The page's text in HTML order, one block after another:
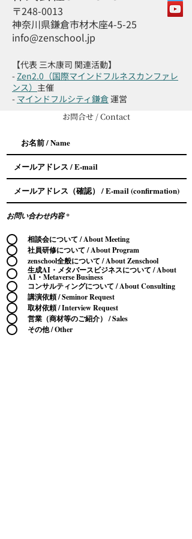
〒248-0013
神奈川県鎌倉市材木座4-5-25
info@zenschool.jp
【代表 三木康司 関連活動】
-Zen2.0（国際マインドフルネスカンファレ
ンス） 主催
- マインドフルシティ鎌倉運営
お問合せ / Contact
お問い合わせ内容*
相談会について / About Meeting
社員研修について / About Program
zenschool全般について / About Zenschool
生成AI・メタバースビジネスについて / About
AI・Metaverse Business
コンサルティングについて / About Consulting
講演依頼 / Seminor Request
取材依頼 / Interview Request
営業（商材等のご紹介） / Sales
その他 / Other